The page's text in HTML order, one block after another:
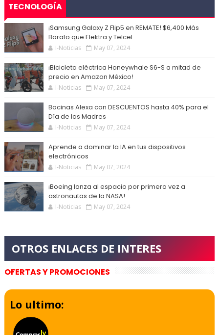
TECNOLOGÍA
¡Samsung Galaxy Z Flip5 en REMATE! $6,400 Más
Barato que Elektra y Telcel
I-Noticias May 07, 2024
¡Bicicleta eléctrica Honeywhale S6-S a mitad de
precio en Amazon México!
I-Noticias May 07, 2024
Bocinas Alexa con DESCUENTOS hasta 40% para el
Día de las Madres
I-Noticias May 07, 2024
Aprende a dominar la IA en tus dispositivos
electrónicos
I-Noticias May 07, 2024
¡Boeing lanza al espacio por primera vez a
astronautas de la NASA!
I-Noticias May 07, 2024
OFERTAS Y PROMOCIONES
Lo ultimo: